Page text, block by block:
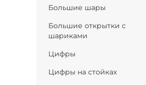
Большие шары
Большие открытки с
шариками
Цифры
Цифры на стойках